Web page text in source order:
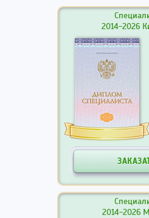
2014-2026
2014-2026